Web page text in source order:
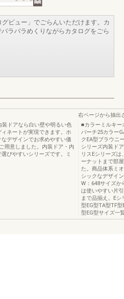
ビュー」でごらんいただけます。カ
ラパラめくりながらカタログをごら
装ドアなら白い壁や明るい色
ネートが実現できます。ホ
デザインでお求めやすい価
用意しました。内装ドア・内
びやすいシリーズです。ミ
右ページから抽出
■カラーミルキー
バーチ25カラー
クEA型ブラウニ
シリーズ内装ド
リスEシリーズ
ーナットまで部
た。商品体系ミ
シックなデザイ
W：648サイズか
は使いやすい片
まで品揃え。E
型EG型TA型TF型
型EG型サイズ一